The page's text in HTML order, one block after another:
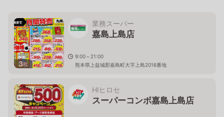
3枚
業務スーパー
嘉島上島店
9:00～21:00
熊本県上益城郡嘉島町大字上島2016番地
HIヒロセ
スーパーコンボ嘉島上島店